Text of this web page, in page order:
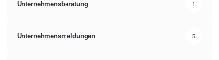
Unternehmensberatung 1
Unternehmensmeldungen 5